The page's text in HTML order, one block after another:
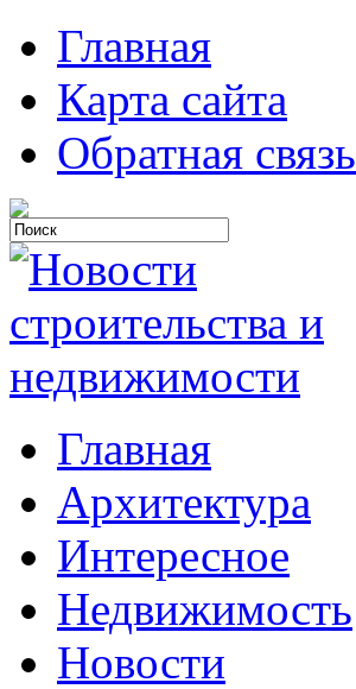
Главная
Карта сайта
Обратная связь
Главная
Архитектура
Интересное
Недвижимость
Новости